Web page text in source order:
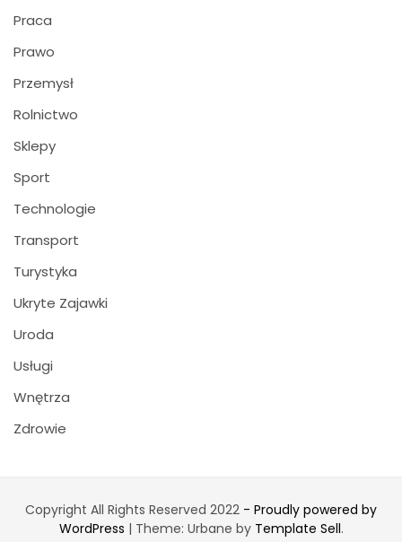
Praca
Prawo
Przemysł
Rolnictwo
Sklepy
Sport
Technologie
Transport
Turystyka
Ukryte Zajawki
Uroda
Usługi
Wnętrza
Zdrowie
Copyright All Rights Reserved 2022 - Proudly powered by
WordPress | Theme: Urbane by Template Sell.